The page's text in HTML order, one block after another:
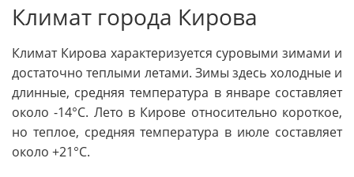
Климат города Кирова
Климат Кирова характеризуется суровыми зимами и
достаточно теплыми летами. Зимы здесь холодные и
длинные, средняя температура в январе составляет
около -14°C. Лето в Кирове относительно короткое,
но теплое, средняя температура в июле составляет
около +21°C.